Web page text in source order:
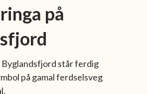
på
Byglandsfjord står ferdig
på gamal ferdselsveg